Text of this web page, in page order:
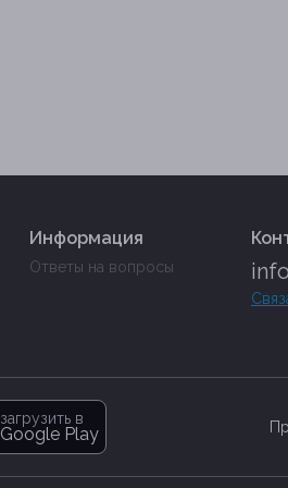
Информация
Ответы на вопросы
загрузить в
Google Play